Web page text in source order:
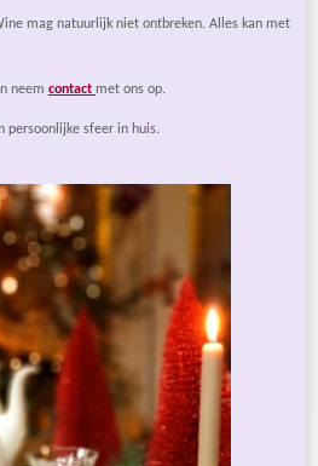
mag natuurlijk niet ontbreken. Alles kan met
neem contact met ons op.
persoonlijke sfeer in huis.